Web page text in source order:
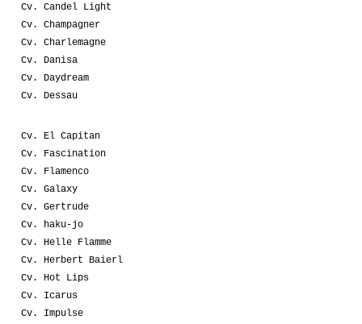
Cv. Candel Light
Cv. Champagner
Cv. Charlemagne
Cv. Danisa
Cv. Daydream
Cv. Dessau
Cv. El Capitan
Cv. Fascination
Cv. Flamenco
Cv. Galaxy
Cv. Gertrude
Cv. haku-jo
Cv. Helle Flamme
Cv. Herbert Baierl
Cv. Hot Lips
Cv. Icarus
Cv. Impulse